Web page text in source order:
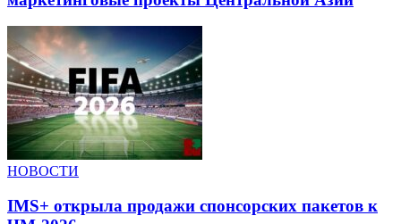
НОВОСТИ
IMS+ открыла продажи спонсорских пакетов к